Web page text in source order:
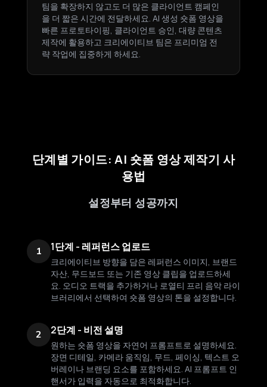
팀을 확장하지 않고도 더 많은 클라이언트 캠페인
을 더 짧은 시간에 전달하세요. AI 생성 숏폼 영상을
빠른 프로토타이핑, 클라이언트 승인, 대량 콘텐츠
제작에 활용하고 크리에이티브 팀은 프리미엄 전
략 작업에 집중하게 하세요.
단계별 가이드: AI 숏폼 영상 제작기 사
용법
설정부터 성공까지
1 1단계 - 레퍼런스 업로드
크리에이티브 방향을 담은 레퍼런스 이미지, 브랜드
자산, 무드보드 또는 기존 영상 클립을 업로드하세
요. 오디오 트랙을 추가하거나 로열티 프리 음악 라이
브러리에서 선택하여 숏폼 영상의 톤을 설정합니다.
2 2단계 - 비전 설명
원하는 숏폼 영상을 자연어 프롬프트로 설명하세요.
장면 디테일, 카메라 움직임, 무드, 페이싱, 텍스트 오
버레이나 브랜딩 요소를 포함하세요. AI 프롬프트 인
핸서가 입력을 자동으로 최적화합니다.